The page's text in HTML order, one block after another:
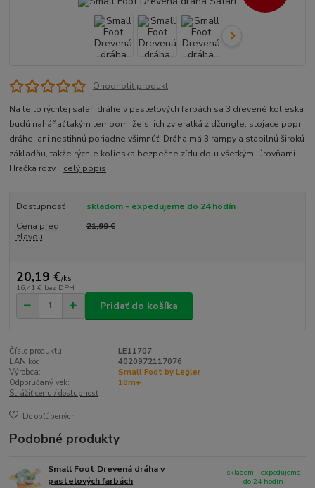
Ohodnotiť produkt
Na tejto rýchlej safari dráhe v pastelových farbách sa 3 drevené kolieska
budú naháňať takým tempom, že si ich zvieratká z džungle, stojace popri
dráhe, ani nestihnú poriadne všimnúť. Dráha má 3 rampy a stabilnú širokú
základňu, takže rýchle kolieska bezpečne zídu dolu všetkými úrovňami.
Hračka rozv... celý popis
Dostupnosť
skladom - expedujeme do 24 hodín
Cena pred
zľavou
21,99 €
20,19 €/ks
16,41 € bez DPH
Pridať do košíka
Číslo produktu:
LE11707
EAN kód:
4020972117076
Výrobca:
Small Foot by Legler
Odporúčaný vek:
18m+
Strážiť cenu / dostupnosť
Do obľúbených
Podobné produkty
Small Foot Drevená dráha v
pastelových farbách
skladom - expedujeme
do 24 hodín